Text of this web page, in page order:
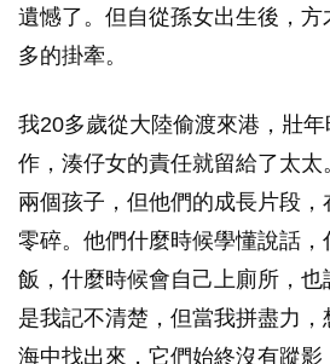
遺憾了。但自從孫女出生後，
多的掛牽。
我20多歲從大陸偷渡來港，壯
作，湊仔女的責任就留給了太
兩個孩子，但他們的成長片段
零碎。他們什麼時候學懂說話
飯，什麼時候會自己上廁所，
是我記不清楚，但當我拼盡力
海中找出來，它們始終沒有蹤影